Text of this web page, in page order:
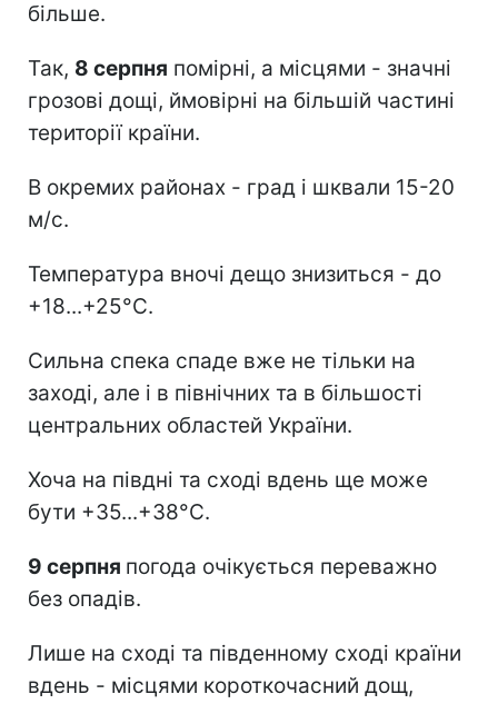
більше.
Так, 8 серпня помірні, а місцями - значні
грозові дощі, ймовірні на більшій частині
території країни.
В окремих районах - град і шквали 15-20
м/с.
Температура вночі дещо знизиться - до
+18...+25°С.
Сильна спека спаде вже не тільки на
заході, але і в північних та в більшості
центральних областей України.
Хоча на півдні та сході вдень ще може
бути +35...+38°С.
9 серпня погода очікується переважно
без опадів.
Лише на сході та південному сході країни
вдень - місцями короткочасний дощ,